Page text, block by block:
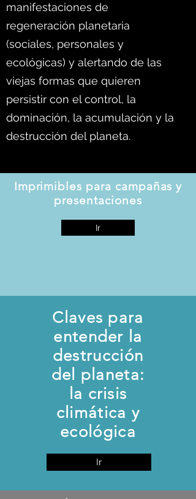
manifestaciones de
regeneración planetaria
(sociales, personales y
ecológicas) y alertando de las
viejas formas que quieren
persistir con el control, la
dominación, la acumulación y la
destrucción del planeta.
Imprimibles para campañas y
presentaciones
Ir
Claves para
entender la
destrucción
del planeta:
la crisis
climática y
ecológica
Ir